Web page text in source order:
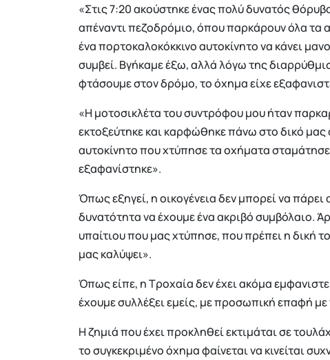
«Στις 7:20 ακούστηκε ένας πολύ δυνατός
απέναντι πεζοδρόμιο, όπου παρκάρουν όλα τα
ένα πορτοκαλοκόκκινο αυτοκίνητο να κάνει
συμβεί. Βγήκαμε έξω, αλλά λόγω της
φτάσουμε στον δρόμο, το όχημα είχε
«Η μοτοσικλέτα του συντρόφου μου ήταν
εκτοξεύτηκε και καρφώθηκε πάνω στο δικό
αυτοκίνητο που χτύπησε τα οχήματα
εξαφανίστηκε».
Όπως εξηγεί, η οικογένεια δεν μπορεί να
δυνατότητα να έχουμε ένα ακριβό συμβόλαιο.
υπαίτιου που μας χτύπησε, που πρέπει η δική
μας καλύψει».
Όπως είπε, η Τροχαία δεν έχει ακόμα
έχουμε συλλέξει εμείς, με προσωπική επαφή με
Η ζημιά που έχει προκληθεί εκτιμάται σε
το συγκεκριμένο όχημα φαίνεται να κινείται